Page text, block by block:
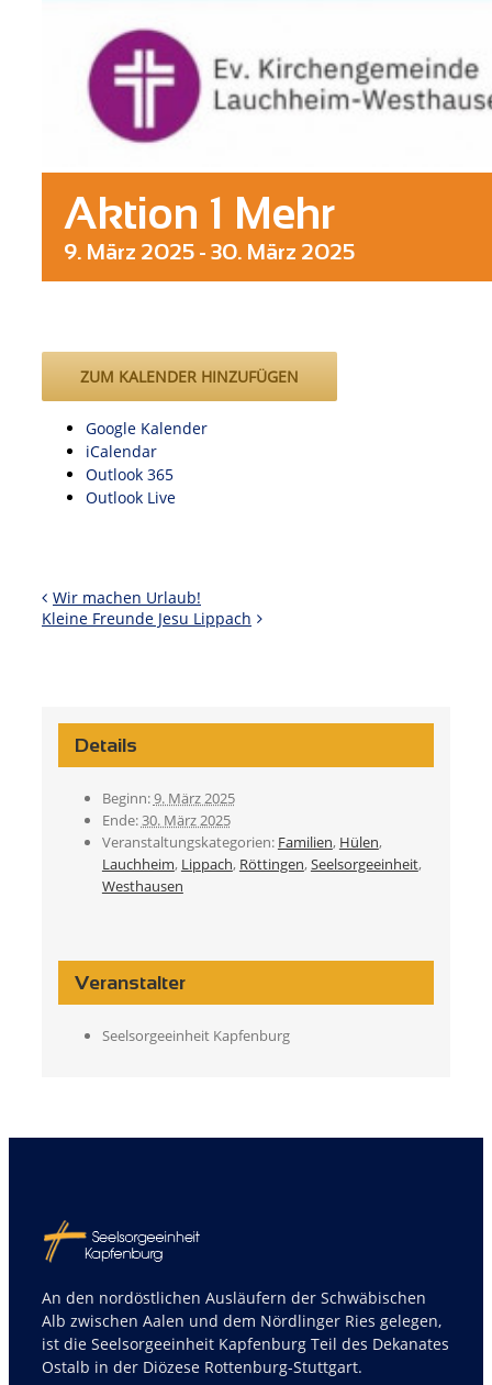
Aktion 1 Mehr
9. März 2025 - 30. März 2025
ZUM KALENDER HINZUFÜGEN
Google Kalender
iCalendar
Outlook 365
Outlook Live
Wir machen Urlaub!
Kleine Freunde Jesu Lippach
Details
Beginn:9. März 2025
Ende:30. März 2025
Veranstaltungskategorien: Familien, Hülen,
Lauchheim, Lippach, Röttingen,Seelsorgeeinheit,
Westhausen
Veranstalter
Seelsorgeeinheit Kapfenburg
An den nordöstlichen Ausläufern der Schwäbischen
Alb zwischen Aalen und dem Nördlinger Ries gelegen,
ist die Seelsorgeeinheit Kapfenburg Teil des Dekanates
Ostalb in der Diözese Rottenburg-Stuttgart.